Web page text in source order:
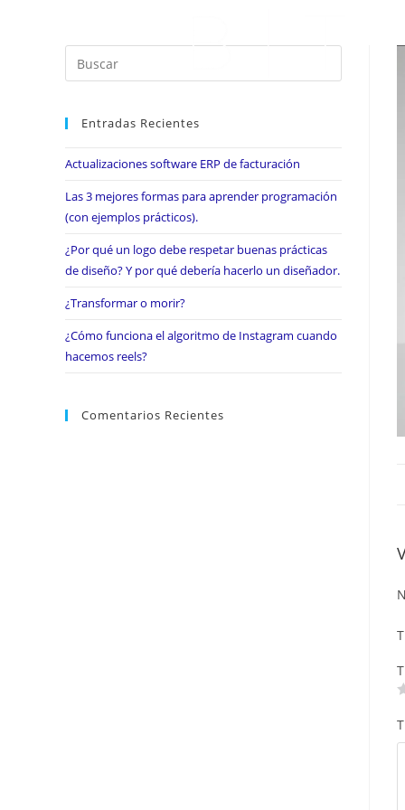
Entradas Recientes
Actualizaciones software ERP de facturación
Las 3 mejores formas para aprender programación
(con ejemplos prácticos).
¿Por qué un logo debe respetar buenas prácticas
de diseño? Y por qué debería hacerlo un diseñador.
¿Transformar o morir?
¿Cómo funciona el algoritmo de Instagram cuando
hacemos reels?
Comentarios Recientes